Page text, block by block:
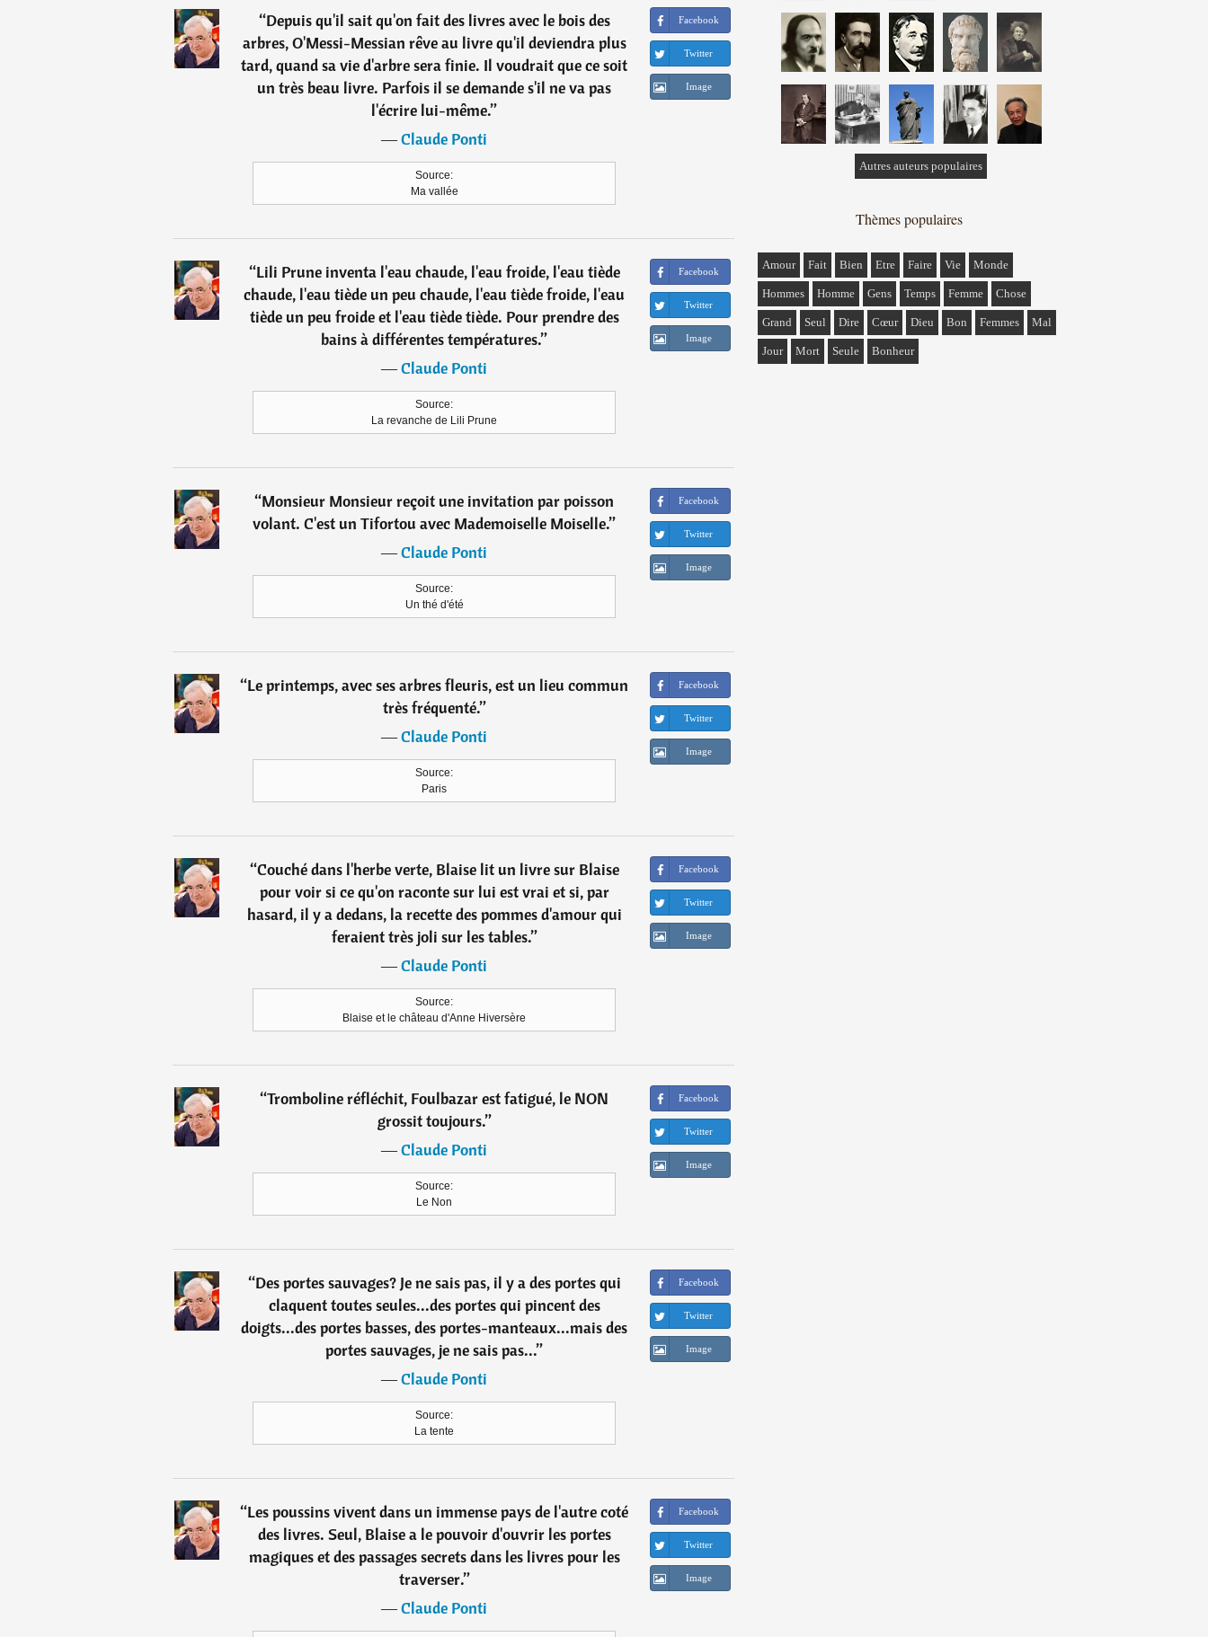
“Depuis qu'il sait qu'on fait des livres avec le bois des
arbres, O'Messi-Messian rêve au livre qu'il deviendra plus
tard, quand sa vie d'arbre sera finie. Il voudrait que ce soit
un très beau livre. Parfois il se demande s'il ne va pas
l'écrire lui-même.”
―Claude Ponti
Source:
Ma vallée
Facebook
Twitter
Image
“Lili Prune inventa l'eau chaude, l'eau froide, l'eau tiède
chaude, l'eau tiède un peu chaude, l'eau tiède froide, l'eau
tiède un peu froide et l'eau tiède tiède. Pour prendre des
bains à différentes températures.”
―Claude Ponti
Source:
La revanche de Lili Prune
Facebook
Twitter
Image
“Monsieur Monsieur reçoit une invitation par poisson
volant. C'est un Tifortou avec Mademoiselle Moiselle.”
―Claude Ponti
Source:
Un thé d'été
Facebook
Twitter
Image
“Le printemps, avec ses arbres fleuris, est un lieu commun
très fréquenté.”
―Claude Ponti
Source:
Paris
Facebook
Twitter
Image
“Couché dans l'herbe verte, Blaise lit un livre sur Blaise
pour voir si ce qu'on raconte sur lui est vrai et si, par
hasard, il y a dedans, la recette des pommes d'amour qui
feraient très joli sur les tables.”
―Claude Ponti
Source:
Blaise et le château d'Anne Hiversère
Facebook
Twitter
Image
“Tromboline réfléchit, Foulbazar est fatigué, le NON
grossit toujours.”
―Claude Ponti
Source:
Le Non
Facebook
Twitter
Image
“Des portes sauvages? Je ne sais pas, il y a des portes qui
claquent toutes seules...des portes qui pincent des
doigts...des portes basses, des portes-manteaux...mais des
portes sauvages, je ne sais pas...”
―Claude Ponti
Source:
La tente
Facebook
Twitter
Image
“Les poussins vivent dans un immense pays de l'autre coté
des livres. Seul, Blaise a le pouvoir d'ouvrir les portes
magiques et des passages secrets dans les livres pour les
traverser.”
―Claude Ponti
Facebook
Twitter
Image
Autres auteurs populaires
Thèmes populaires
Amour Fait Bien Etre Faire Vie Monde
Hommes Homme Gens Temps Femme Chose
Grand Seul Dire Cœur Dieu Bon Femmes Mal
Jour Mort Seule Bonheur